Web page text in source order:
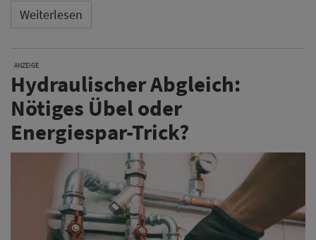
Weiterlesen
ANZEIGE
Hydraulischer Abgleich:
Nötiges Übel oder
Energiespar-Trick?